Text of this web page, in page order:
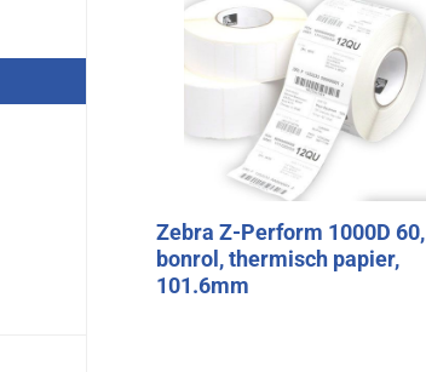
Zebra Z-Perform 1000D 60,
bonrol, thermisch papier,
101.6mm